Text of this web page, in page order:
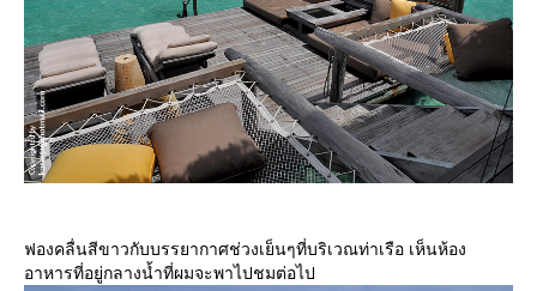
ฟองคลื่นสีขาวกับบรรยากาศช่วงเย็นๆที่บริเวณท่าเรือ เห็นห้อง
อาหารที่อยู่กลางน้ำที่ผมจะพาไปชมต่อไป